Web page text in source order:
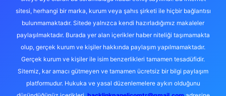
sitesi, herhangi bir marka, kurum veya şahıs şirketi ile hiçbir bağlantısı
bulunmamaktadır. Sitede yalnızca kendi hazırladığımız makaleler
paylaşılmaktadır. Burada yer alan içerikler haber niteliği taşımamakta
olup, gerçek kurum ve kişiler hakkında paylaşım yapılmamaktadır.
Gerçek kurum ve kişiler ile isim benzerlikleri tamamen tesadüfidir.
Sitemiz, kar amacı gütmeyen ve tamamen ücretsiz bir bilgi paylaşım
platformudur. Hukuka ve yasal düzenlemelere aykırı olduğunu